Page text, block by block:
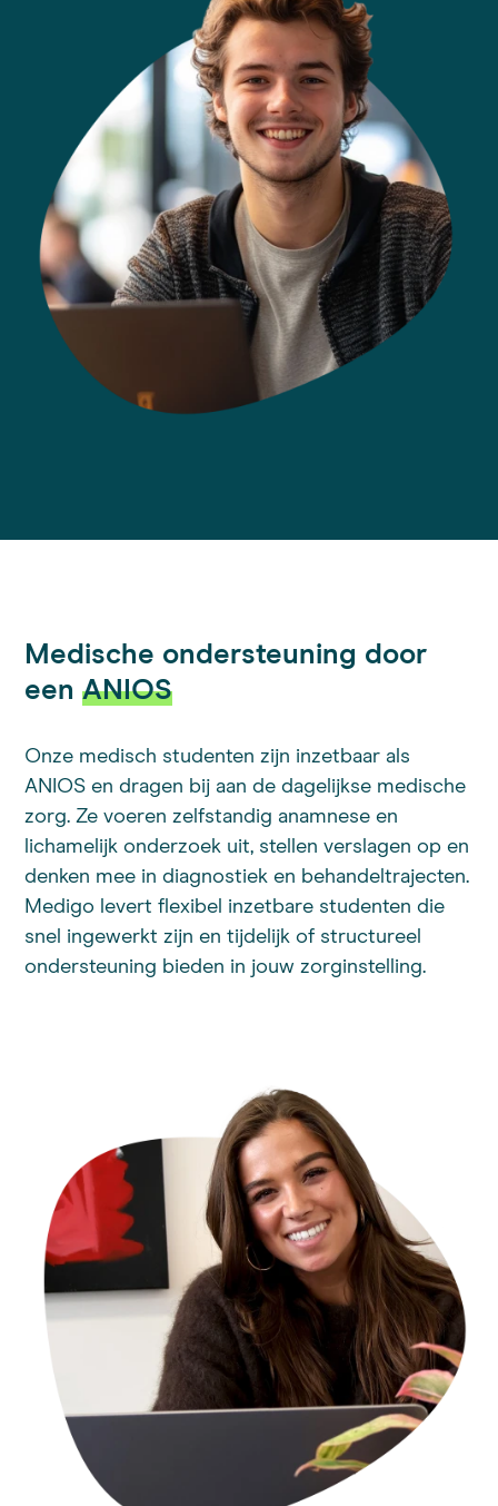
Medische ondersteuning door
eenANIOS
Onze medisch studenten zijn inzetbaar als
ANIOS en dragen bij aan de dagelijkse medische
zorg. Ze voeren zelfstandig anamnese en
lichamelijk onderzoek uit, stellen verslagen op en
denken mee in diagnostiek en behandeltrajecten.
Medigo levert flexibel inzetbare studenten die
snel ingewerkt zijn en tijdelijk of structureel
ondersteuning bieden in jouw zorginstelling.